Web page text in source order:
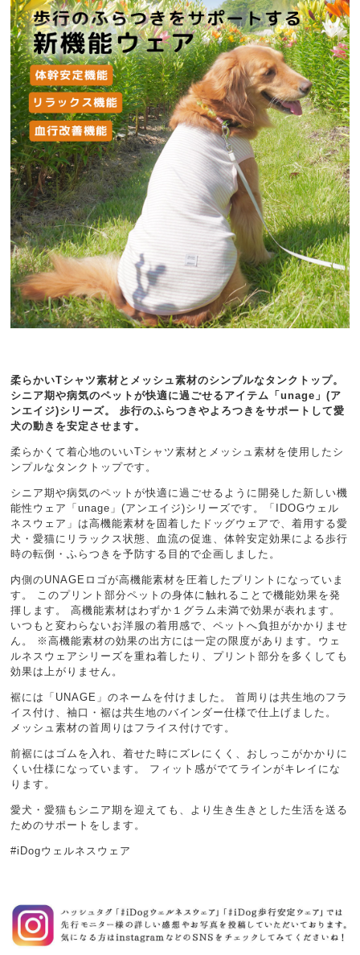
柔らかいTシャツ素材とメッシュ素材のシンプルなタンクトップ。
シニア期や病気のペットが快適に過ごせるアイテム「unage」(ア
ンエイジ)シリーズ。 歩行のふらつきやよろつきをサポートして愛
犬の動きを安定させます。
柔らかくて着心地のいいTシャツ素材とメッシュ素材を使用したシ
ンプルなタンクトップです。
シニア期や病気のペットが快適に過ごせるように開発した新しい機
能性ウェア「unage」(アンエイジ)シリーズです。「IDOGウェル
ネスウェア」は高機能素材を固着したドッグウェアで、着用する愛
犬・愛猫にリラックス状態、血流の促進、体幹安定効果による歩行
時の転倒・ふらつきを予防する目的で企画しました。
内側のUNAGEロゴが高機能素材を圧着したプリントになっていま
す。 このプリント部分ペットの身体に触れることで機能効果を発
揮します。 高機能素材はわずか１グラム未満で効果が表れます。
いつもと変わらないお洋服の着用感で、ペットへ負担がかかりませ
ん。 ※高機能素材の効果の出方には一定の限度があります。ウェ
ルネスウェアシリーズを重ね着したり、プリント部分を多くしても
効果は上がりません。
裾には「UNAGE」のネームを付けました。 首周りは共生地のフラ
イス付け、袖口・裾は共生地のバインダー仕様で仕上げました。
メッシュ素材の首周りはフライス付けです。
前裾にはゴムを入れ、着せた時にズレにくく、おしっこがかかりに
くい仕様になっています。 フィット感がでてラインがキレイにな
ります。
愛犬・愛猫もシニア期を迎えても、より生き生きとした生活を送る
ためのサポートをします。
#iDogウェルネスウェア